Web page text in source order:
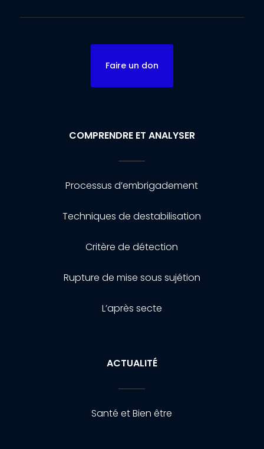
Faire un don
COMPRENDRE ET ANALYSER
Processus d’embrigadement
Techniques de destabilisation
Critère de détection
Rupture de mise sous sujétion
L’après secte
ACTUALITÉ
Santé et Bien être